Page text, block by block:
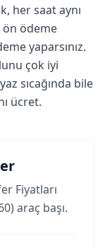
her saat aynı
ön ödeme
yaparsınız.
çok iyi
sıcağında bile
ücret.
Fiyatları
araç başı.